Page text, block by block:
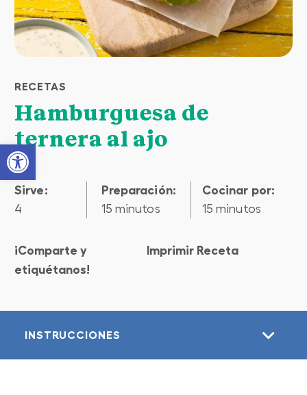
Open toolbar
RECETAS
Hamburguesa de
ternera al ajo
Sirve:
4
preparación:
15 minutos
cocinar por:
15 minutos
¡Comparte y
etiquétanos!
Imprimir Receta
INSTRUCCIONES